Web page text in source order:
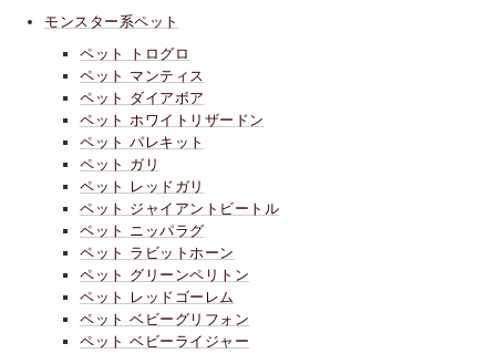
モンスター系ペット
ペット トログロ
ペット マンティス
ペット ダイアボア
ペット ホワイトリザードン
ペット パレキット
ペット ガリ
ペット レッドガリ
ペット ジャイアントビートル
ペット ニッパラグ
ペット ラビットホーン
ペット グリーンペリトン
ペット レッドゴーレム
ペット ベビーグリフォン
ペット ベビーライジャー